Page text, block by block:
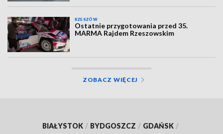
RZESZÓW
Ostatnie przygotowania przed 35.
MARMA Rajdem Rzeszowskim
ZOBACZ WIĘCEJ
BIAŁYSTOK / BYDGOSZCZ / GDAŃSK /